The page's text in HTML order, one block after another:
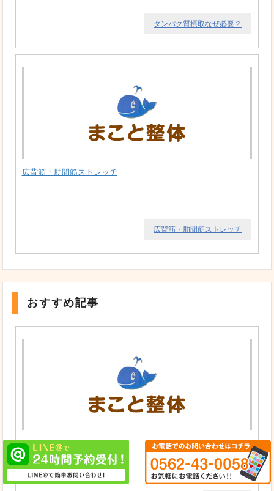
タンパク質摂取なぜ必要？
広背筋・肋間筋ストレッチ
広背筋・肋間筋ストレッチ
おすすめ記事
6月のお休み